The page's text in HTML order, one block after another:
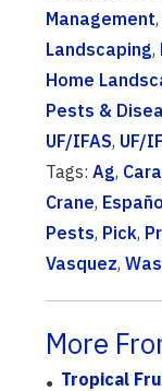
Management,
Landscaping,
Home
Pests &
UF/IFAS, UF/
Tags: Ag,
Crane,
Pests, Pick,
Vasquez,
More
Tropical